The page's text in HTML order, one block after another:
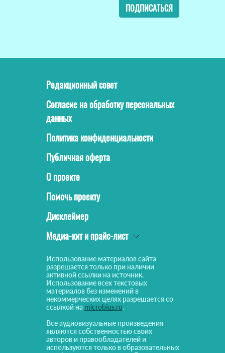
ПОДПИСАТЬСЯ
Редакционный совет
Согласие на обработку персональных
данных
Политика конфиденциальности
Публичная оферта
О проекте
Помочь проекту
Дисклеймер
Медиа-кит и прайс-лист
Использование материалов сайта
разрешается только при наличии
активной ссылки на источник.
Использование всех текстовых
материалов без изменений в
некоммерческих целях разрешается со
ссылкой на microbius.ru.
Все аудиовизуальные произведения
являются собственностью своих
авторов и правообладателей и
используются только в образовательных